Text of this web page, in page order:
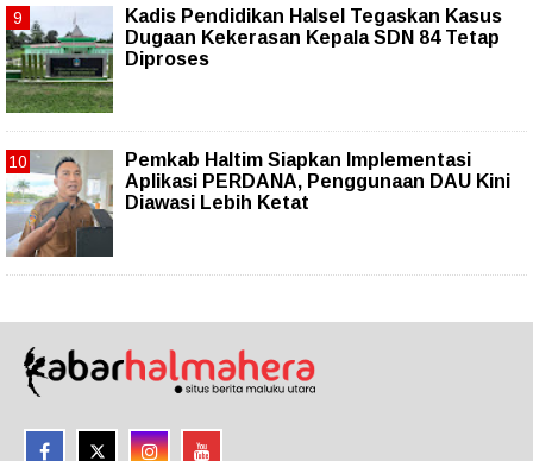
Kadis Pendidikan Halsel Tegaskan Kasus
Dugaan Kekerasan Kepala SDN 84 Tetap
Diproses
Pemkab Haltim Siapkan Implementasi
Aplikasi PERDANA, Penggunaan DAU Kini
Diawasi Lebih Ketat